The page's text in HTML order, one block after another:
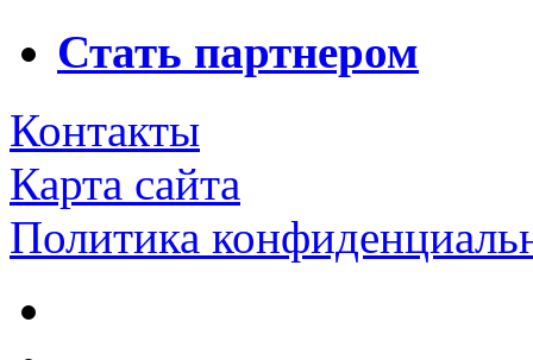
Стать партнером
Контакты
Карта сайта
Политика